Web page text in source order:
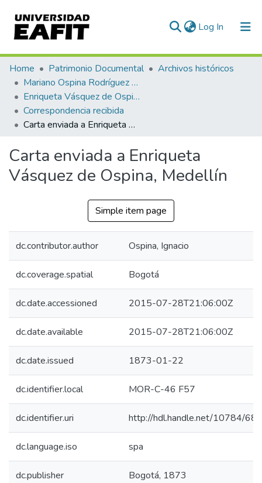
Log In (current)
Communities & Collections
All of DSpace
Statistics
Home Patrimonio Documental
Archivos históricos
Mariano Ospina Rodríguez (1826 -1912)
Enriqueta Vásquez de Ospina
Correspondencia recibida
Carta enviada a Enriqueta Vásquez de Ospina, Medellín
Carta enviada a Enriqueta
Vásquez de Ospina, Medellín
Simple item page
dc.contributor.author Ospina, Ignacio
dc.coverage.spatial Bogotá
dc.date.accessioned 2015-07-28T21:06:00Z
dc.date.available 2015-07-28T21:06:00Z
dc.date.issued 1873-01-22
dc.identifier.local MOR-C-46 F57
dc.identifier.uri http://hdl.handle.net/10784/
dc.language.iso spa
dc.publisher Bogotá, 1873